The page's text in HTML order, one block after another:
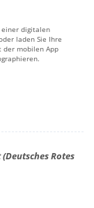
einer digitalen
laden Sie Ihre
der mobilen App
Rotes